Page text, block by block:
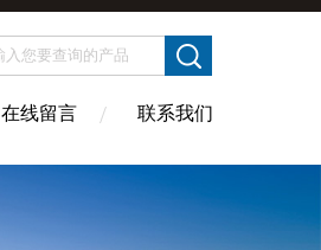
在线留言 联系我们